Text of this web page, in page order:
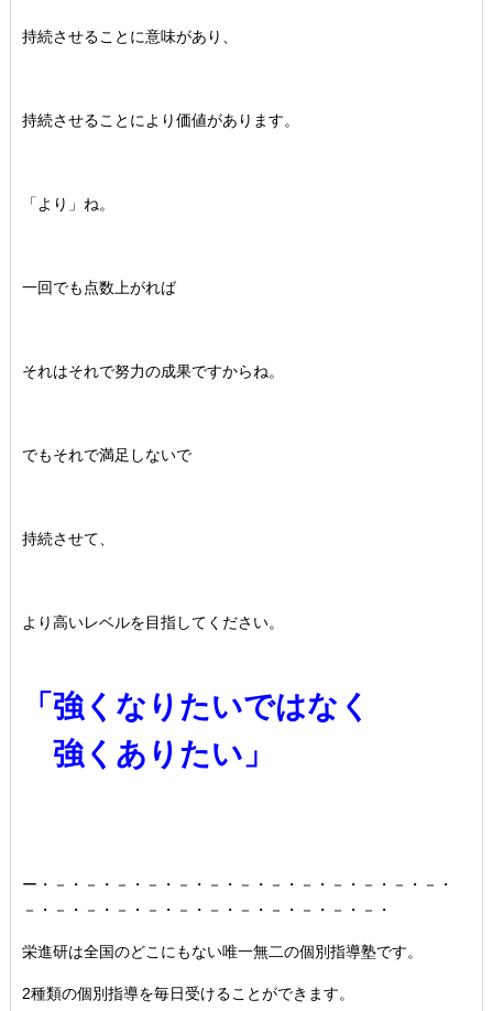
持続させることに意味があり、
持続させることにより価値があります。
「より」ね。
一回でも点数上がれば
それはそれで努力の成果ですからね。
でもそれで満足しないで
持続させて、
より高いレベルを目指してください。
「強くなりたいではなく
強くありたい」
ー・－・－・－・－・－・－・－・－・－・－・－・－・－・
－・－・－・－・－・－・－・－・－・－・－・－・
栄進研は全国のどこにもない唯一無二の個別指導塾です。
2種類の個別指導を毎日受けることができます。